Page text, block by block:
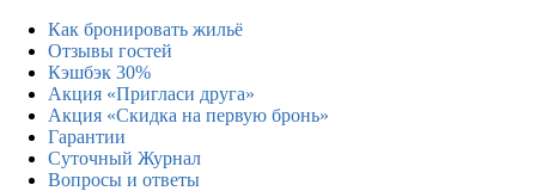
Как бронировать жильё
Отзывы гостей
Кэшбэк 30%
Акция «Пригласи друга»
Акция «Скидка на первую бронь»
Гарантии
Суточный Журнал
Вопросы и ответы